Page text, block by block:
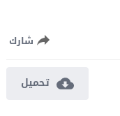
شارك
تحميل